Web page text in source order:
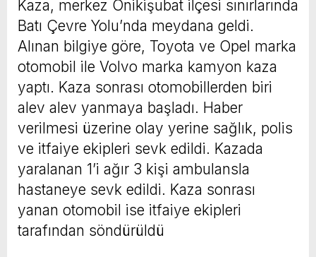
Kaza, merkez Onikişubat ilçesi sınırlarında
Batı Çevre Yolu’nda meydana geldi.
Alınan bilgiye göre, Toyota ve Opel marka
otomobil ile Volvo marka kamyon kaza
yaptı. Kaza sonrası otomobillerden biri
alev alev yanmaya başladı. Haber
verilmesi üzerine olay yerine sağlık, polis
ve itfaiye ekipleri sevk edildi. Kazada
yaralanan 1’i ağır 3 kişi ambulansla
hastaneye sevk edildi. Kaza sonrası
yanan otomobil ise itfaiye ekipleri
tarafından söndürüldü